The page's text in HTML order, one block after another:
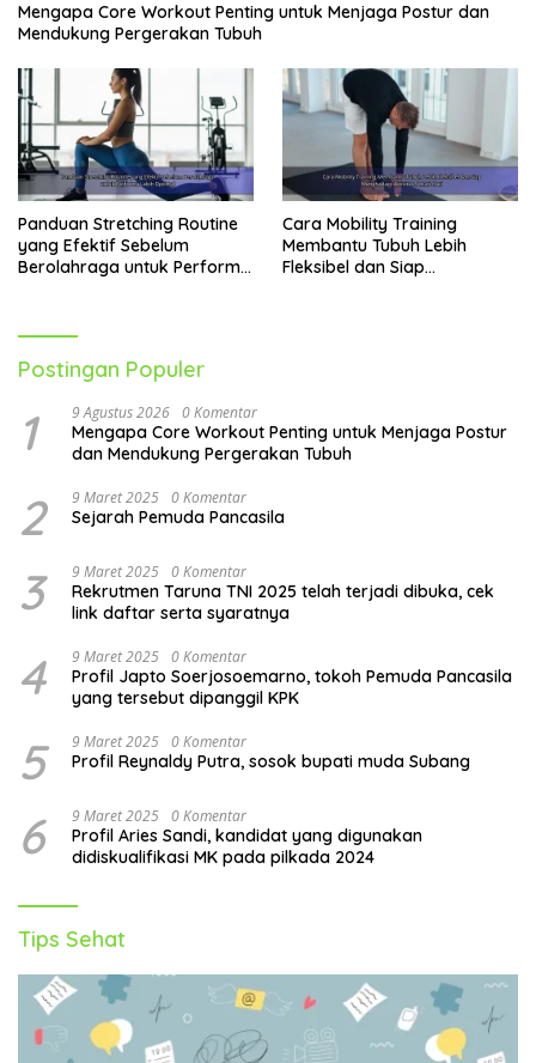
Mengapa Core Workout Penting untuk Menjaga Postur dan
Mendukung Pergerakan Tubuh
Panduan Stretching Routine
yang Efektif Sebelum
Berolahraga untuk Performa
Cara Mobility Training
Membantu Tubuh Lebih
Fleksibel dan Siap
Postingan Populer
1 9 Agustus 2026 0 Komentar
Mengapa Core Workout Penting untuk Menjaga Postur
dan Mendukung Pergerakan Tubuh
2 9 Maret 2025 0 Komentar
Sejarah Pemuda Pancasila
3 9 Maret 2025 0 Komentar
Rekrutmen Taruna TNI 2025 telah terjadi dibuka, cek
link daftar serta syaratnya
4 9 Maret 2025 0 Komentar
Profil Japto Soerjosoemarno, tokoh Pemuda Pancasila
yang tersebut dipanggil KPK
5 9 Maret 2025 0 Komentar
Profil Reynaldy Putra, sosok bupati muda Subang
6 9 Maret 2025 0 Komentar
Profil Aries Sandi, kandidat yang digunakan
didiskualifikasi MK pada pilkada 2024
Tips Sehat